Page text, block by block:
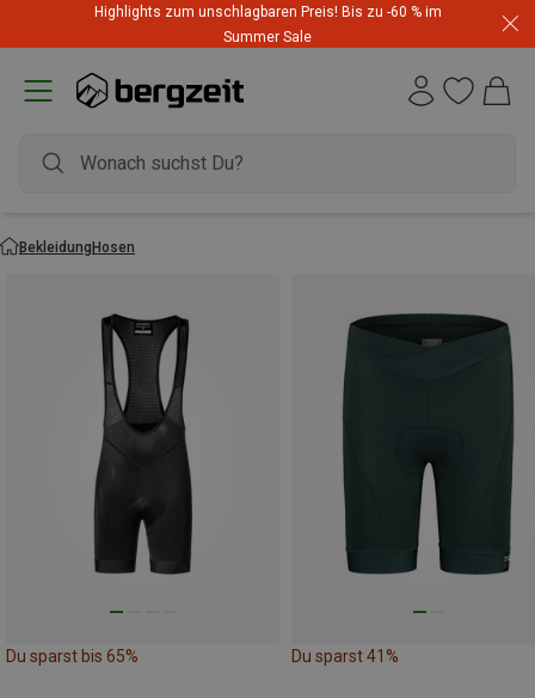
Highlights zum unschlagbaren Preis! Bis zu -60 % im
Summer Sale
BekleidungHosen
Du sparst bis 65% Du sparst 41%